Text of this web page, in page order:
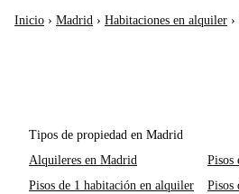
Inicio › Madrid › Habitaciones en alquiler ›
Tipos de propiedad en Madrid
Alquileres en Madrid
Pisos
Pisos de 1 habitación en alquiler
Pisos